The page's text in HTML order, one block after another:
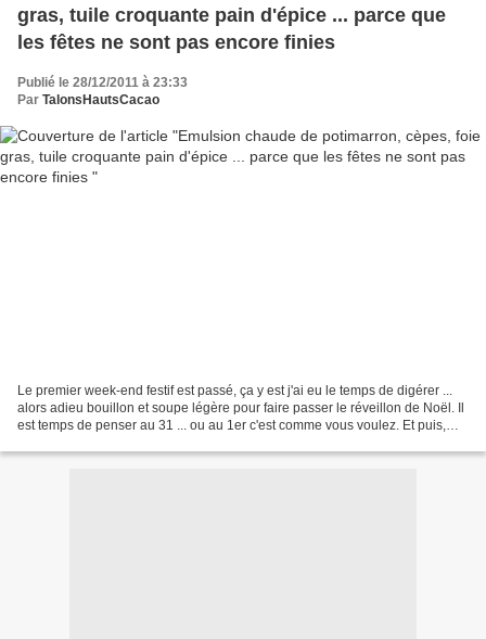
gras, tuile croquante pain d'épice ... parce que
les fêtes ne sont pas encore finies
Publié le 28/12/2011 à 23:33
Par TalonsHautsCacao
Le premier week-end festif est passé, ça y est j'ai eu le temps de digérer ...
alors adieu bouillon et soupe légère pour faire passer le réveillon de Noël. Il
est temps de penser au 31 ... ou au 1er c'est comme vous voulez. Et puis,